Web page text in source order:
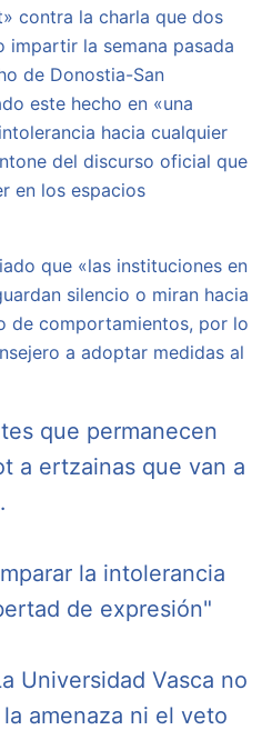
contra la charla que dos
impartir la semana pasada
de Donostia-San
este hecho en «una
hacia cualquier
del discurso oficial que
en los espacios
que «las instituciones en
silencio o miran hacia
de comportamientos, por lo
a adoptar medidas al
que permanecen
a ertzainas que van a
la intolerancia
de expresión"
Universidad Vasca no
amenaza ni el veto